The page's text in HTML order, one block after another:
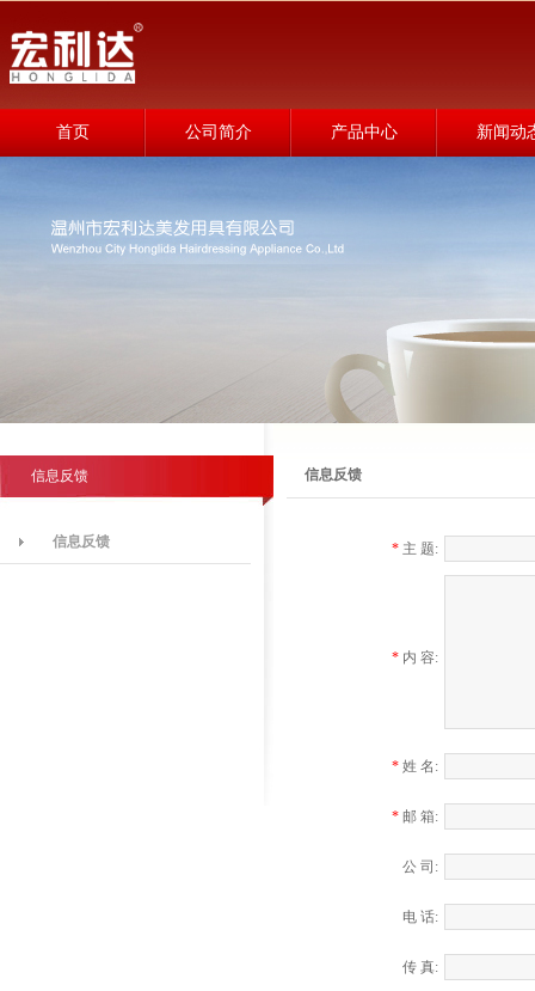
首页 公司简介 产品中心 新闻动
信息反馈
信息反馈
信息反馈
* 主 题:
* 内 容:
* 姓 名:
* 邮 箱:
公 司:
电 话:
传 真: